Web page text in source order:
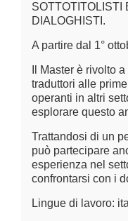
SOTTOTITOLISTI
DIALOGHISTI.
A partire dal 1°
Il Master è rivolto
traduttori alle
operanti in altri
esplorare questo
Trattandosi di un
può partecipare
esperienza nel
confrontarsi con i
Lingue di lavoro: